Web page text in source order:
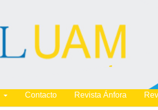
Contacto Revista Ánfora